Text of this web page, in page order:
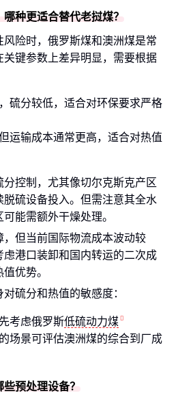
种更适合替代老挝煤？
险时，俄罗斯煤和澳洲煤是常
关键参数上差异明显，需要根据
硫分较低，适合对环保要求严格
运输成本通常更高，适合对热值
控制，尤其像切尔克斯克产区
硫设备投入。但需注意其全水
能需额外干燥处理。
但当前国际物流成本波动较
港口装卸和国内转运的二次成
优势。
硫分和热值的敏感度：
考虑俄罗斯低硫动力煤
场景可评估澳洲煤的综合到厂成
预处理设备？